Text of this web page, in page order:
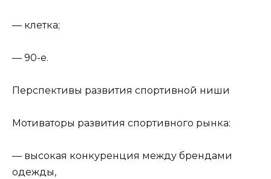
— клетка;
— 90-е.
Перспективы развития спортивной ниши
Мотиваторы развития спортивного рынка:
— высокая конкуренция между брендами
одежды,